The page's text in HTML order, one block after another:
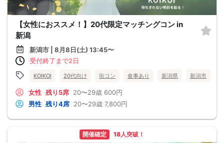
【女性におススメ！】20代限定マッチングコン in
新潟
新潟市 | 8月8日(土) 13:45〜
受付終了まで2日
KOIKOI 20代向け 街コン 食事あり 新潟県 新潟市
女性 残り5席 20〜29歳 600円
男性 残り4席 20〜29歳 7,800円
開催確定 18人突破！